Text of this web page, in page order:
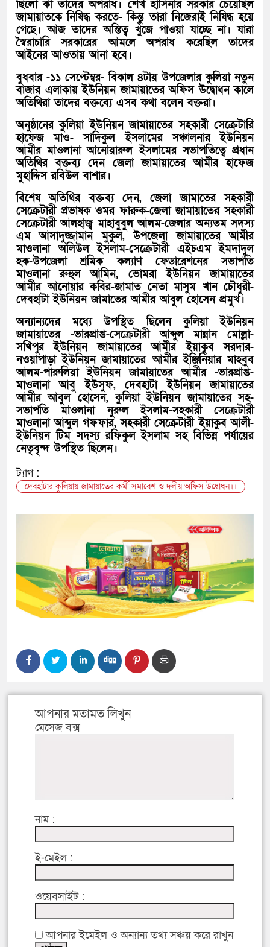
ছিলো কী তাদের অপরাধ। শেখ হাসিনার সরকার চেয়েছিল
জামায়াতকে নিষিদ্ধ করতে- কিন্তু তারা নিজেরাই নিষিদ্ধ হয়ে
গেছে। আজ তাদের অস্তিত্ব খুঁজে পাওয়া যাচ্ছে না। যারা
স্বৈরাচারি সরকারের আমলে অপরাধ করেছিল তাদের
আইনের আওতায় আনা হবে।
বুধবার -১১ সেপ্টেম্বর- বিকাল ৪টায় উপজেলার কুলিয়া নতুন
বাজার এলাকায় ইউনিয়ন জামায়াতের অফিস উদ্বোধন কালে
অতিথিরা তাদের বক্তব্যে এসব কথা বলেন বক্তরা।
অনুষ্ঠানের কুলিয়া ইউনিয়ন জামায়াতের সহকারী সেক্রেটারি
হাফেজ মাও- সাদিকুল ইসলামের সঞ্চালনার ইউনিয়ন
আমীর মাওলানা আনোয়ারুল ইসলামের সভাপতিত্বে প্রধান
অতিথির বক্তব্য দেন জেলা জামায়াতের আমীর হাফেজ
মুহাদ্দিস রবিউল বাশার।
বিশেষ অতিথির বক্তব্য দেন, জেলা জামাতের সহকারী
সেক্রেটারী প্রভাষক ওমর ফারুক-জেলা জামায়াতের সহকারী
সেক্রেটারী আলহাজ্ব মাহাবুবুল আলম-জেলার অন্যতম সদস্য
এম আসাদুজ্জামান মুকুল, উপজেলা জামায়াতের আমীর
মাওলানা অলিউল ইসলাম-সেক্রেটারী এইচএম ইমদাদুল
হক-উপজেলা শ্রমিক কল্যাণ ফেডারেশনের সভাপতি
মাওলানা রুহুল আমিন, ভোমরা ইউনিয়ন জামায়াতের
আমীর আনোয়ার কবির-জামাত নেতা মাসুম খান চৌধুরী-
দেবহাটা ইউনিয়ন জামাতের আমীর আবুল হোসেন প্রমুখ।
অন্যান্যদের মধ্যে উপস্থিত ছিলেন কুলিয়া ইউনিয়ন
জামায়াতের -ভারপ্রাপ্ত-সেক্রেটারী আব্দুল মান্নান মোল্লা-
সখিপুর ইউনিয়ন জামায়াতের আমীর ইয়াকুব সরদার-
নওয়াপাড়া ইউনিয়ন জামায়াতের আমীর ইঞ্জিনিয়ার মাহবুব
আলম-পারুলিয়া ইউনিয়ন জামায়াতের আমীর -ভারপ্রাপ্ত-
মাওলানা আবু ইউসুফ, দেবহাটা ইউনিয়ন জামায়াতের
আমীর আবুল হোসেন, কুলিয়া ইউনিয়ন জামায়াতের সহ-
সভাপতি মাওলানা নুরুল ইসলাম-সহকারী সেক্রেটারী
মাওলানা আব্দুল গফফার, সহকারী সেক্রেটারী ইয়াকুব আলী-
ইউনিয়ন টিম সদস্য রফিকুল ইসলাম সহ বিভিন্ন পর্যায়ের
নেতৃবৃন্দ উপস্থিত ছিলেন।
ট্যাগ :
দেবহাটার কুলিয়ায় জামায়াতের কর্মী সমাবেশ ও দলীয় অফিস উদ্বোধন।।
আপনার মতামত লিখুন
মেসেজ বক্স
নাম :
ই-মেইল :
ওয়েবসাইট :
আপনার ইমেইল ও অন্যান্য তথ্য সঞ্চয় করে রাখুন